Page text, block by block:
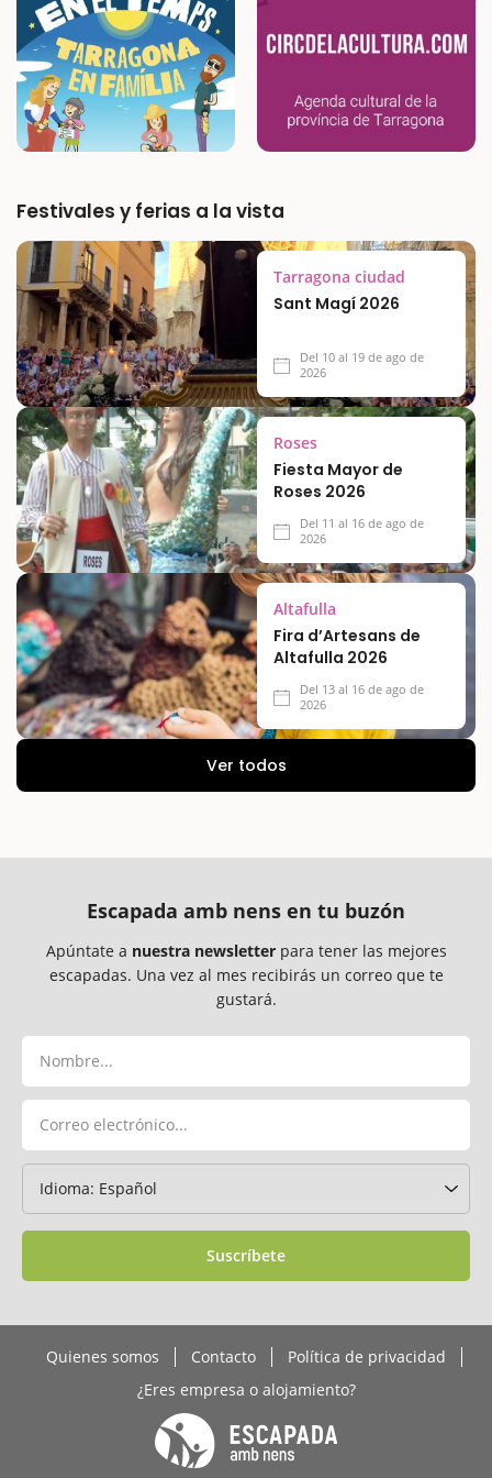
Festivales y ferias a la vista
Tarragona ciudad
Sant Magí 2026
Del 10 al 19 de ago de
2026
Roses
Fiesta Mayor de
Roses 2026
Del 11 al 16 de ago de
2026
Altafulla
Fira d’Artesans de
Altafulla 2026
Del 13 al 16 de ago de
2026
Ver todos
Escapada amb nens en tu buzón
Apúntate a nuestra newsletterpara tener las mejores
escapadas. Una vez al mes recibirás un correo que te
gustará.
Suscríbete
Quienes somos Contacto
Política de privacidad
¿Eres empresa o alojamiento?